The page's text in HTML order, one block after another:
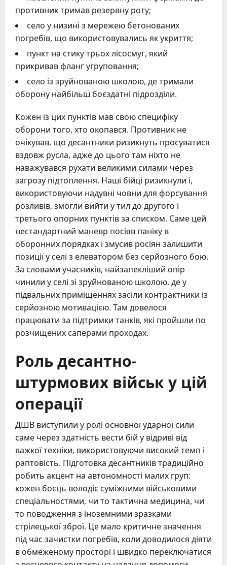
противник тримав резервну роту;
село у низині з мережею бетонованих
погребів, що використовувались як укриття;
пункт на стику трьох лісосмуг, який
прикривав фланг угруповання;
село із зруйнованою школою, де тримали
оборону найбільш боєздатні підрозділи.
Кожен із цих пунктів мав свою специфіку
оборони того, хто окопався. Противник не
очікував, що десантники ризикнуть просуватися
вздовж русла, адже до цього там ніхто не
наважувався рухати великими силами через
загрозу підтоплення. Наші бійці ризикнули і,
використовуючи надувні човни для форсування
розливів, змогли вийти у тил до другого і
третього опорних пунктів за списком. Саме цей
нестандартний маневр посіяв паніку в
оборонних порядках і змусив росіян залишити
позиції у селі з елеватором без серйозного бою.
За словами учасників, найзапекліший опір
чинили у селі зі зруйнованою школою, де у
підвальних приміщеннях засіли контрактники із
серйозною мотивацією. Там довелося
працювати за підтримки танків, які пройшли по
розчищених саперами проходах.
Роль десантно-
штурмових військ у цій
операції
ДШВ виступили у ролі основної ударної сили
саме через здатність вести бій у відриві від
важкої техніки, використовуючи високий темп і
раптовість. Підготовка десантників традиційно
робить акцент на автономності малих груп:
кожен боєць володіє суміжними військовими
спеціальностями, чи то тактична медицина, чи
то поводження з іноземними зразками
стрілецької зброї. Це мало критичне значення
під час зачистки погребів, коли доводилося діяти
в обмеженому просторі і швидко переключатися